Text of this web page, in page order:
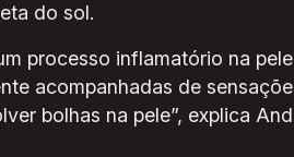
do sol.
processo inflamatório na
acompanhadas de
bolhas na pele”, explica